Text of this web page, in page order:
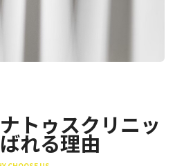
トゥスクリニッ
れる理由